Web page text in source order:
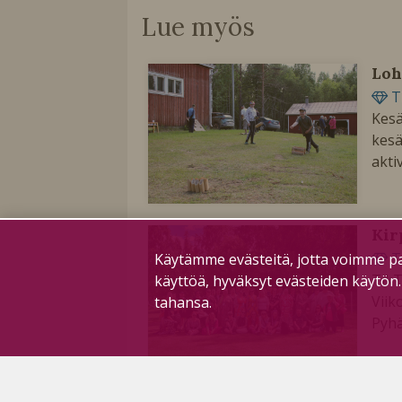
Lue myös
Käytämme evästeitä, jotta voimme
käyttöä, hyväksyt evästeiden
tahansa.